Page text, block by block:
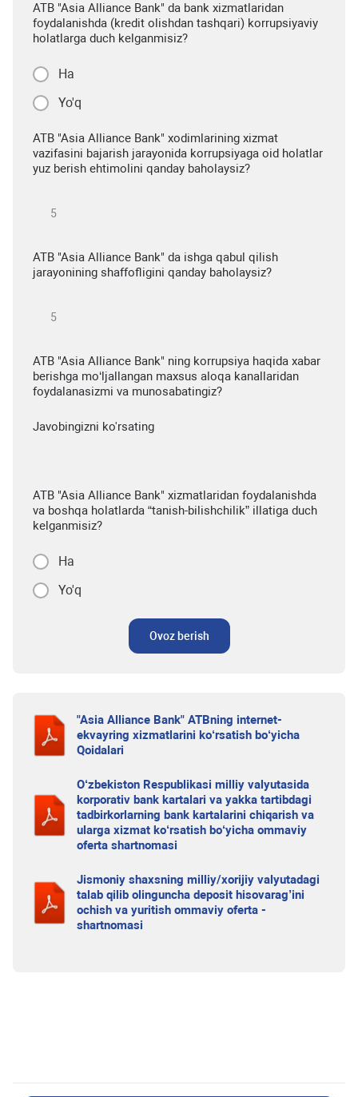
ATB "Asia Alliance Bank" da bank xizmatlaridan
foydalanishda (kredit olishdan tashqari) korrupsiyaviy
holatlarga duch kelganmisiz?
Ha
Yo'q
ATB "Asia Alliance Bank" xodimlarining xizmat
vazifasini bajarish jarayonida korrupsiyaga oid holatlar
yuz berish ehtimolini qanday baholaysiz?
ATB "Asia Alliance Bank" da ishga qabul qilish
jarayonining shaffofligini qanday baholaysiz?
ATB "Asia Alliance Bank" ning korrupsiya haqida xabar
berishga mo‘ljallangan maxsus aloqa kanallaridan
foydalanasizmi va munosabatingiz?
Javobingizni ko'rsating
ATB "Asia Alliance Bank" xizmatlaridan foydalanishda
va boshqa holatlarda “tanish-bilishchilik” illatiga duch
kelganmisiz?
Ha
Yo'q
Ovoz berish
"Asia Alliance Bank" ATBning internet-
ekvayring xizmatlarini ko‘rsatish bo‘yicha
Qoidalari
O‘zbekiston Respublikasi milliy valyutasida
korporativ bank kartalari va yakka tartibdagi
tadbirkorlarning bank kartalarini chiqarish va
ularga xizmat ko‘rsatish bo‘yicha ommaviy
oferta shartnomasi
Jismoniy shaxsning milliy/xorijiy valyutadagi
talab qilib olinguncha deposit hisovarag’ini
ochish va yuritish ommaviy oferta -
shartnomasi